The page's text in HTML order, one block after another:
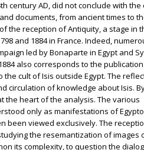
century AD, did not conclude with the
documents, from ancient times to
the reception of Antiquity, a stage in
and 1884 in France. Indeed,
led by Bonaparte in Egypt and
also corresponds to the
cult of Isis outside Egypt. The
circulation of knowledge about Isis.
the heart of the analysis. The various
only as manifestations of
been viewed exclusively. The
the resemantization of images
its complexity, to question the